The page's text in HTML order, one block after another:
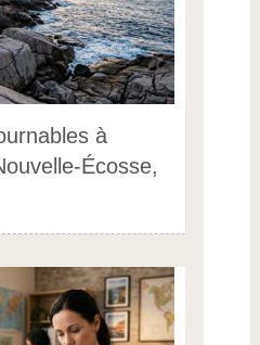
à
Écosse,